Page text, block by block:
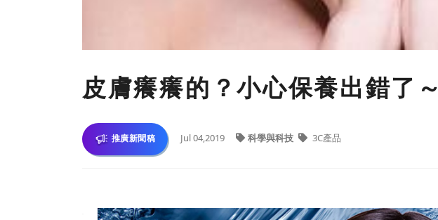
皮膚癢癢的？小心保養出錯了～
推廣新聞稿 Jul 04,2019 科學與科技 3C產品